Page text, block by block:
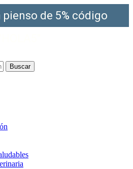
pienso de 5% código
Buscar